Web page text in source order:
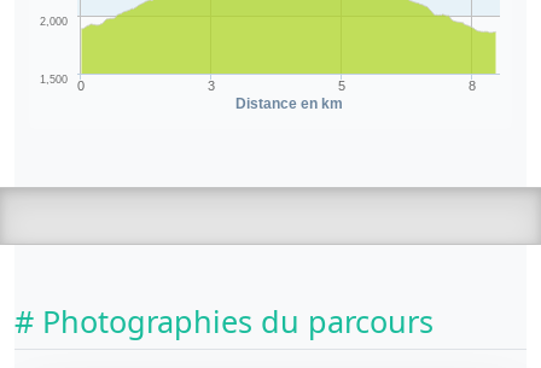
Distance en km
0 3 5 8
2,000
1,500
# Photographies du parcours